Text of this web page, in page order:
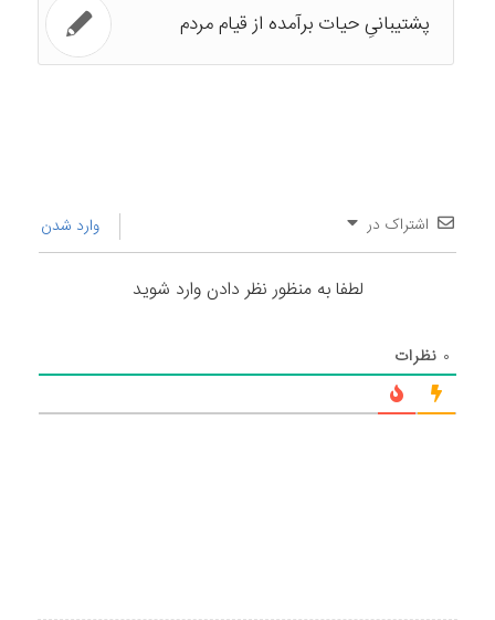
پشتیبانیِ حیات برآمده از قیام مردم
اشتراک در وارد شدن
لطفا به منظور نظر دادن وارد شوید
۰ نظرات